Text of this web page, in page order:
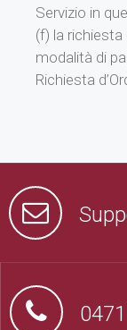
Servizio in
(f) la
modalità di
Richiesta